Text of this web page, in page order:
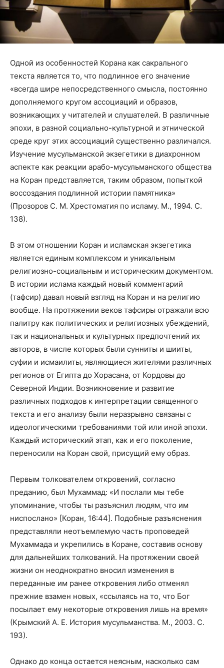
Одной из особенностей Корана как сакрального
текста является то, что подлинное его значение
«всегда шире непосредственного смысла, постоянно
дополняемого кругом ассоциаций и образов,
возникающих у читателей и слушателей. В различные
эпохи, в разной социально-культурной и этнической
среде круг этих ассоциаций существенно различался.
Изучение мусульманской экзегетики в диахронном
аспекте как реакции арабо-мусульманского общества
на Коран представляется, таким образом, попыткой
воссоздания подлинной истории памятника»
(Прозоров С. М. Хрестоматия по исламу. М., 1994. С.
138).
В этом отношении Коран и исламская экзегетика
является единым комплексом и уникальным
религиозно-социальным и историческим документом.
В истории ислама каждый новый комментарий
(тафсир) давал новый взгляд на Коран и на религию
вообще. На протяжении веков тафсиры отражали всю
палитру как политических и религиозных убеждений,
так и национальных и культурных предпочтений их
авторов, в числе которых были сунниты и шииты,
суфии и исмаилиты, являющиеся жителями различных
регионов от Египта до Хорасана, от Кордовы до
Северной Индии. Возникновение и развитие
различных подходов к интерпретации священного
текста и его анализу были неразрывно связаны с
идеологическими требованиями той или иной эпохи.
Каждый исторический этап, как и его поколение,
переносили на Коран свой, присущий ему образ.
Первым толкователем откровений, согласно
преданию, был Мухаммад: «И послали мы тебе
упоминание, чтобы ты разъяснил людям, что им
ниспослано» [Коран, 16:44]. Подобные разъяснения
представляли неотъемлемую часть проповедей
Мухаммада и укрепились в Коране, составив основу
для дальнейших толкований. На протяжении своей
жизни он неоднократно вносил изменения в
переданные им ранее откровения либо отменял
прежние взамен новых, «ссылаясь на то, что Бог
посылает ему некоторые откровения лишь на время»
(Крымский А. Е. История мусульманства. М., 2003. С.
193).
Однако до конца остается неясным, насколько сам